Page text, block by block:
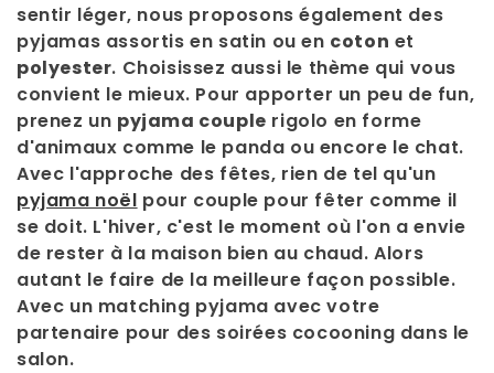
sentir léger, nous proposons également des
pyjamas assortis en satin ou en coton et
polyester. Choisissez aussi le thème qui vous
convient le mieux. Pour apporter un peu de fun,
prenez un pyjama couple rigolo en forme
d'animaux comme le panda ou encore le chat.
Avec l'approche des fêtes, rien de tel qu'un
pyjama noël pour couple pour fêter comme il
se doit. L'hiver, c'est le moment où l'on a envie
de rester à la maison bien au chaud. Alors
autant le faire de la meilleure façon possible.
Avec un matching pyjama avec votre
partenaire pour des soirées cocooning dans le
salon.